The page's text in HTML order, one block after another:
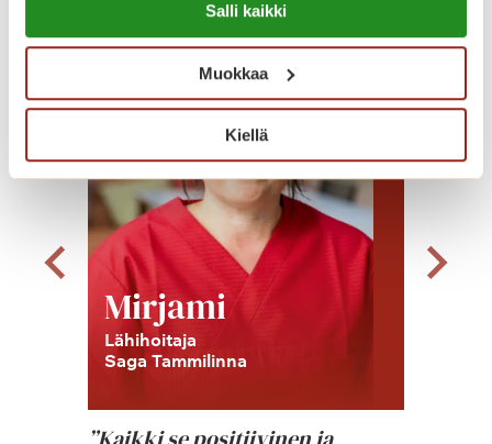
https://sagacare.fi/evasteet/
Salli kaikki
Muokkaa
Kiellä
Mirjami
Lähihoitaja
Saga Tammilinna